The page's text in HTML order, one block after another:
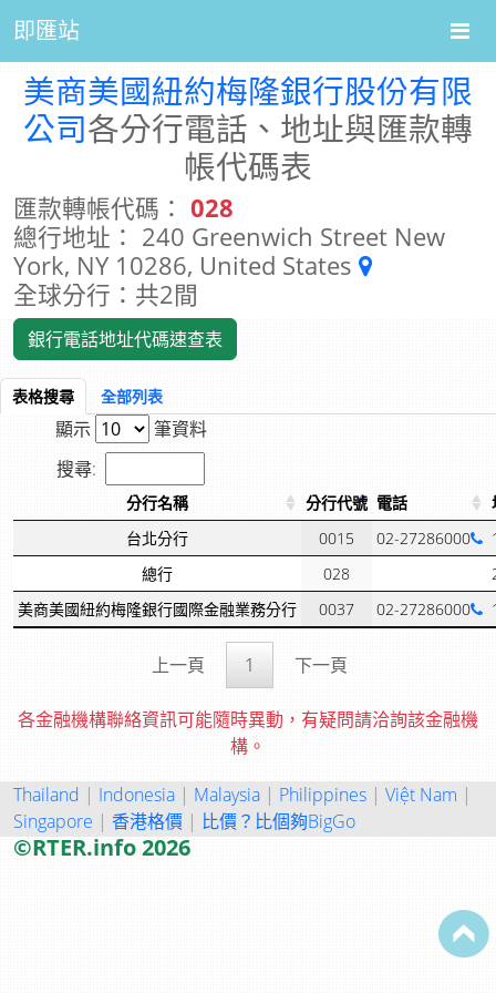
即匯站
美商美國紐約梅隆銀行股份有限
公司各分行電話、地址與匯款轉
帳代碼表
匯款轉帳代碼： 028
總行地址： 240 Greenwich Street New
York, NY 10286, United States
全球分行：共2間
銀行電話地址代碼速查表
表格搜尋 全部列表
顯示
筆資料
搜尋:
分行名稱 分行代號 電話
台北分行
0015 02-27286000
總行
028
美商美國紐約梅隆銀行國際金融業務分行
0037 02-27286000
上一頁 1 下一頁
各金融機構聯絡資訊可能隨時異動，有疑問請洽詢該金融機
構。
Thailand | Indonesia | Malaysia | Philippines | Việt Nam |
Singapore | 香港格價 | 比價？比個夠BigGo
©RTER.info 2026